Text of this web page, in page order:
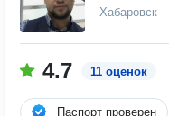
Хабаровск
4.7 11 оценок
Паспорт проверен